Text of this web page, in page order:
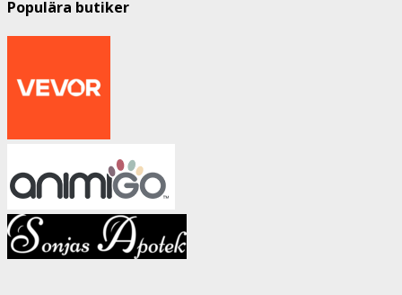
Populära butiker